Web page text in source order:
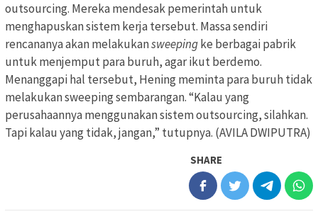
outsourcing. Mereka mendesak pemerintah untuk
menghapuskan sistem kerja tersebut. Massa sendiri
rencananya akan melakukansweepingke berbagai pabrik
untuk menjemput para buruh, agar ikut berdemo.
Menanggapi hal tersebut, Hening meminta para buruh tidak
melakukan sweeping sembarangan. “Kalau yang
perusahaannya menggunakan sistem outsourcing, silahkan.
Tapi kalau yang tidak, jangan,” tutupnya. (AVILA DWIPUTRA)
SHARE